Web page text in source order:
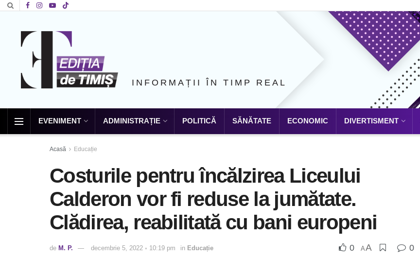
INFORMAȚII ÎN TIMP REAL
EVENIMENT ADMINISTRAȚIE POLITICĂ SĂNĂTATE ECONOMIC DIVERTISMENT
Acasă Educație
Costurile pentru încălzirea Liceului
Calderon vor fi reduse la jumătate.
Clădirea, reabilitată cu bani europeni
de M. P. decembrie 5, 2022 ◦ 10:19 pm in Educație 0 AA 0